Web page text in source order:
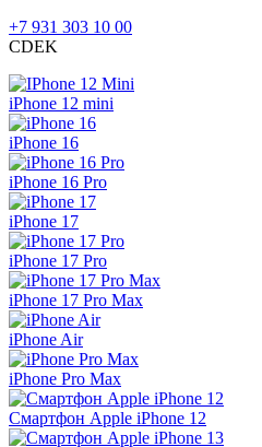
+7 931 303 10 00
CDEK
iPhone 12 mini
iPhone 16
iPhone 16 Pro
iPhone 17
iPhone 17 Pro
iPhone 17 Pro Max
iPhone Air
iPhone Pro Max
Смартфон Apple iPhone 12